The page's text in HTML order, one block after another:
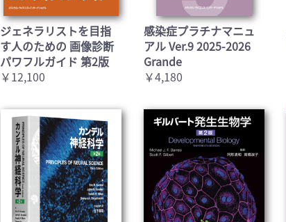
ジェネラリストを目指
す人のための 画像診断
パワフルガイド 第2版
￥12,100
感染症プラチナマニュ
アル Ver.9 2025-2026
Grande
￥4,180